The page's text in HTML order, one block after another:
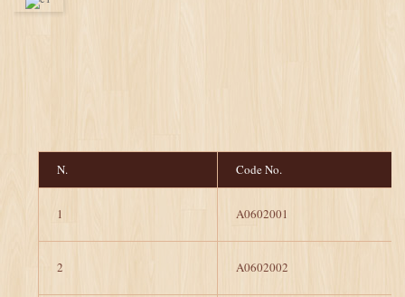
N. Code No.
1 A0602001
2 A0602002